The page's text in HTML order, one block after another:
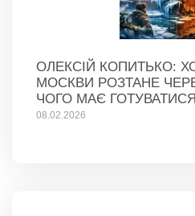
ОЛЕКСІЙ КОПИТЬКО:
МОСКВИ РОЗТАНЕ
ЧОГО МАЄ
08.02.2026